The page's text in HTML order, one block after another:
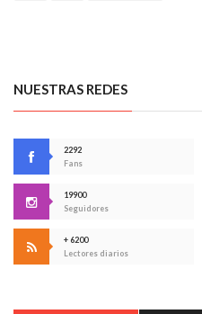
NUESTRAS REDES
2292
Fans
19900
Seguidores
+ 6200
Lectores diarios